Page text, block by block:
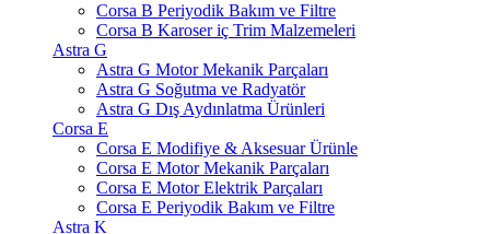
Corsa B Periyodik Bakım ve Filtre
Corsa B Karoser iç Trim Malzemeleri
Astra G
Astra G Motor Mekanik Parçaları
Astra G Soğutma ve Radyatör
Astra G Dış Aydınlatma Ürünleri
Corsa E
Corsa E Modifiye & Aksesuar Ürünle
Corsa E Motor Mekanik Parçaları
Corsa E Motor Elektrik Parçaları
Corsa E Periyodik Bakım ve Filtre
Astra K